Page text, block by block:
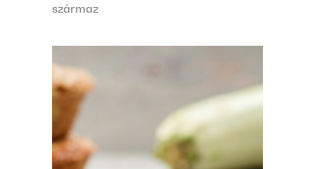
származ